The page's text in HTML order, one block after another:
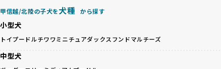
ーダー自身の理念や姿勢までも丁寧に確認しています。
さらに、こうした評価結果は透明性を持って公開されている
ため、どのブリーダーを選んでも安心して子犬をお迎えいた
だけます。
す。
ペットショップやオークションを介さずに直接飼い主に渡す
ことを大切にしています。また、彼らはお迎え先を自身で確
認し、ワンちゃんが安心して暮らせる環境を整えるために直
接の引き渡しを基本とします。
一方で、営利優先ブリーダーは、広範囲に販売するためにペ
ットショップやオークションを活用し、子犬の心身への影響
甲信越/北陸の子犬を犬種 から探す
小型犬
トイプードルチワワミニチュアダックスフンドマルチーズ
中型犬